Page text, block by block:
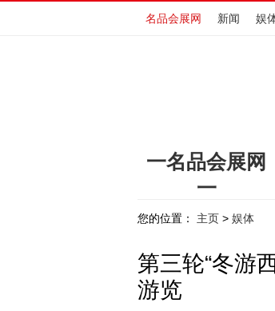
名品会展网 新闻 娱
一名品会展网
一
您的位置： 主页 > 娱体
第三轮“冬游
游览